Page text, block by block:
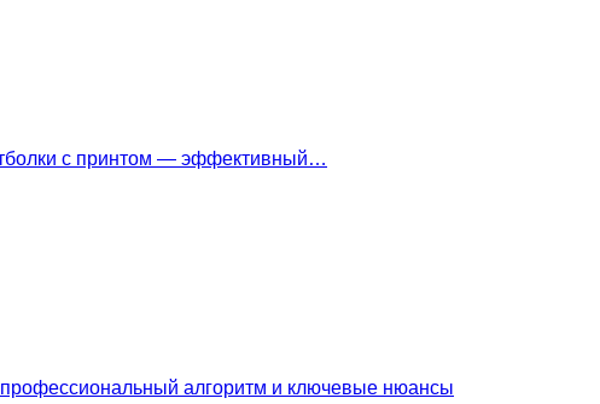
с принтом — эффективный…
алгоритм и ключевые нюансы